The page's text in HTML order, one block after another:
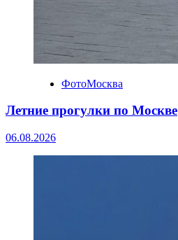
ФотоМосква
Летние прогулки по Москве
06.08.2026